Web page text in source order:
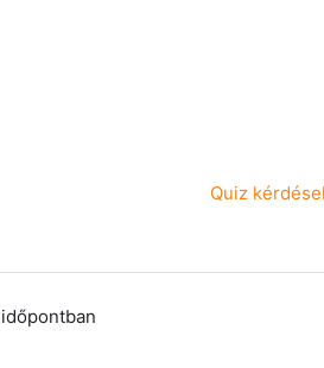
Quiz
időpontban